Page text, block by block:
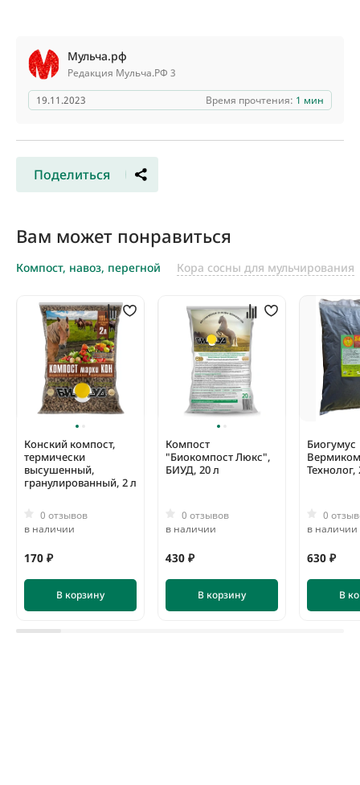
Мульча.рф
Редакция Мульча.РФ 3
19.11.2023
Время прочтения: 1 мин
Поделиться
Вам может понравиться
Компост, навоз, перегной Кора сосны для мульчирования
Конский компост,
термически
высушенный,
гранулированный, 2 л
0 отзывов
в наличии
170 ₽
В корзину
Компост
"Биокомпост Люкс",
БИУД, 20 л
0 отзывов
в наличии
430 ₽
В корзину
Биогумус
Технолог,
0
в наличии
630 ₽
В